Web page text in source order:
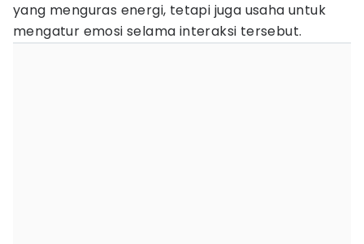
yang menguras energi, tetapi juga usaha untuk
mengatur emosi selama interaksi tersebut.